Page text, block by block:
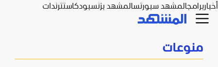
أخباربرامجالمشهد سبورتسالمشهد بزنسبودكاستترندات
منوعات